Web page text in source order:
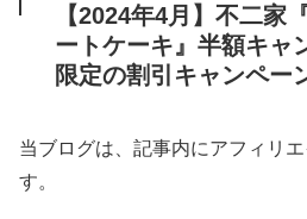
【2024年4月】不二家
ートケーキ』半額キャ
限定の割引キャンペー
当ブログは、記事内にアフィリ
す。